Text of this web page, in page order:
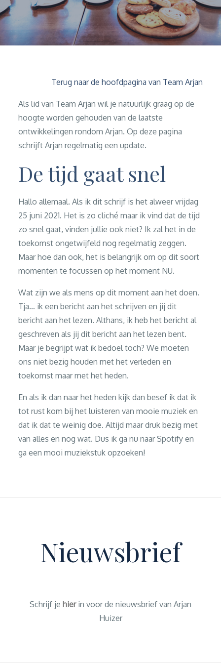
Terug naar de hoofdpagina van Team Arjan
Als lid van Team Arjan wil je natuurlijk graag op de
hoogte worden gehouden van de laatste
ontwikkelingen rondom Arjan. Op deze pagina
schrijft Arjan regelmatig een update.
De tijd gaat snel
Hallo allemaal. Als ik dit schrijf is het alweer vrijdag
25 juni 2021. Het is zo cliché maar ik vind dat de tijd
zo snel gaat, vinden jullie ook niet? Ik zal het in de
toekomst ongetwijfeld nog regelmatig zeggen.
Maar hoe dan ook, het is belangrijk om op dit soort
momenten te focussen op het moment NU.
Wat zijn we als mens op dit moment aan het doen.
Tja… ik een bericht aan het schrijven en jij dit
bericht aan het lezen. Althans, ik heb het bericht al
geschreven als jij dit bericht aan het lezen bent.
Maar je begrijpt wat ik bedoel toch? We moeten
ons niet bezig houden met het verleden en
toekomst maar met het heden.
En als ik dan naar het heden kijk dan besef ik dat ik
tot rust kom bij het luisteren van mooie muziek en
dat ik dat te weinig doe. Altijd maar druk bezig met
van alles en nog wat. Dus ik ga nu naar Spotify en
ga een mooi muziekstuk opzoeken!
Nieuwsbrief
Schrijf je hierin voor de nieuwsbrief van Arjan
Huizer